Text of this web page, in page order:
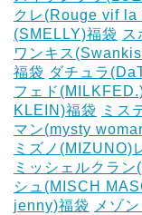
クレ(Rouge vif la
(SMELLY)福袋 ス
ワンキス
福袋 ダチュラ
フェド
KLEIN)福袋
ミス
マン(mysty
ミズノ(MIZUNO)
ミッシェルクラ
シュ(MISCH
jenny)福袋
メゾ